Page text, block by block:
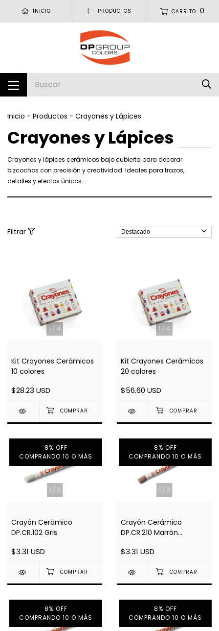
INICIO PRODUCTOS CARRITO 0
Inicio - Productos - Crayones y Lápices
Crayones y Lápices
Crayones y lápices cerámicos bajo cubierta para decorar
bizcochos con precisión y creatividad. Ideales para trazos,
detalles y efectos únicos.
Filtrar
1 / 4
Kit Crayones Cerámicos
10 colores
$28.23 USD
1 / 4
Kit Crayones Cerámicos
20 colores
$56.60 USD
1 / 3
8% OFF
COMPRANDO 10 O MÁS
Crayón Cerámico
DP.CR.102 Gris
$3.31 USD
1 / 3
8% OFF
COMPRANDO 10 O MÁS
Crayón Cerámico
DP.CR.210 Marrón
$3.31 USD
8% OFF
COMPRANDO 10 O MÁS
8% OFF
COMPRANDO 10 O MÁS